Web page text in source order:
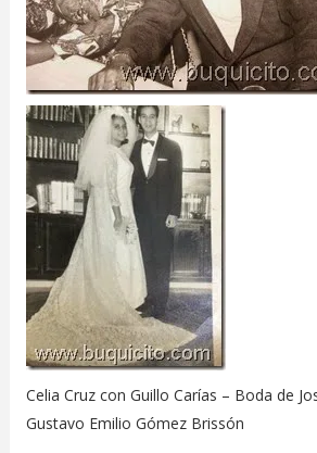
Celia Cruz con Guillo Carías – Boda de
Gustavo Emilio Gómez Brissón